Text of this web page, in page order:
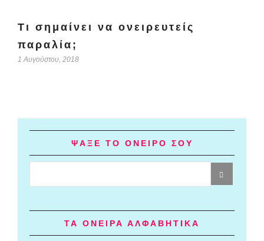
Τι σημαίνει να ονειρευτείς
παραλία;
1 Αυγούστου, 2018
ΨΑΞΕ ΤΟ ΟΝΕΙΡΟ ΣΟΥ
ΤΑ ΟΝΕΙΡΑ ΑΛΦΑΒΗΤΙΚΑ